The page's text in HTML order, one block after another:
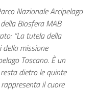
Nazionale Arcipelago
Biosfera MAB
“La tutela della
missione
Toscano. È un
dietro le quinte
il cuore